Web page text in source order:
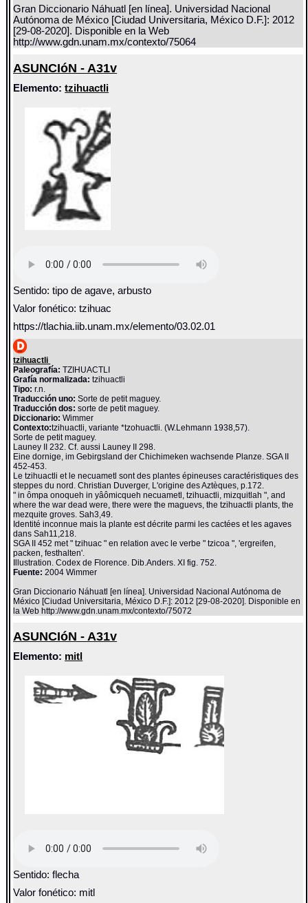
Gran Diccionario Náhuatl [en línea]. Universidad Nacional
Autónoma de México [Ciudad Universitaria, México D.F.]: 2012
[29-08-2020]. Disponible en la Web
http://www.gdn.unam.mx/contexto/75064
ASUNCIóN - A31v
Elemento:tzihuactli
Sentido: tipo de agave, arbusto
Valor fonético: tzihuac
https://tlachia.iib.unam.mx/elemento/03.02.01
tzihuactli
Paleografía: TZIHUACTLI
Grafía normalizada: tzihuactli
Tipo: r.n.
Traducción uno: Sorte de petit maguey.
Traducción dos: sorte de petit maguey.
Diccionario:Wimmer
Contexto:tzihuactli, variante *tzohuactli. (W.Lehmann 1938,57).
Sorte de petit maguey.
Launey II 232. Cf. aussi Launey II 298.
Eine dornige, im Gebirgsland der Chichimeken wachsende Planze. SGA II
452-453.
Le tzihuactli et le necuametl sont des plantes épineuses caractéristiques des
steppes du nord. Christian Duverger, L'origine des Aztèques, p.172.
" in ômpa onoqueh in yâômicqueh necuametl, tzihuactli, mizquitlah ", and
where the war dead were, there were the maguevs, the tzihuactli plants, the
mezquite groves. Sah3,49.
Identité inconnue mais la plante est décrite parmi les cactées et les agaves
dans Sah11,218.
SGA II 452 met " tzihuac " en relation avec le verbe " tzicoa ", 'ergreifen,
packen, festhalten'.
Illustration. Codex de Florence. Dib.Anders. XI fig. 752.
Fuente: 2004 Wimmer
Gran Diccionario Náhuatl [en línea]. Universidad Nacional Autónoma de
México [Ciudad Universitaria, México D.F.]: 2012 [29-08-2020]. Disponible en
la Web http://www.gdn.unam.mx/contexto/75072
ASUNCIóN - A31v
Elemento: mitl
Sentido: flecha
Valor fonético: mitl